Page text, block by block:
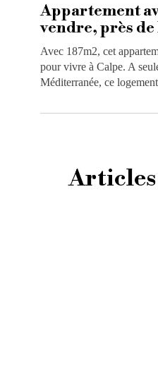
Appartement
vendre, près
Avec 187m2, cet
pour vivre à Calpe. A
Méditerranée, ce
Articles